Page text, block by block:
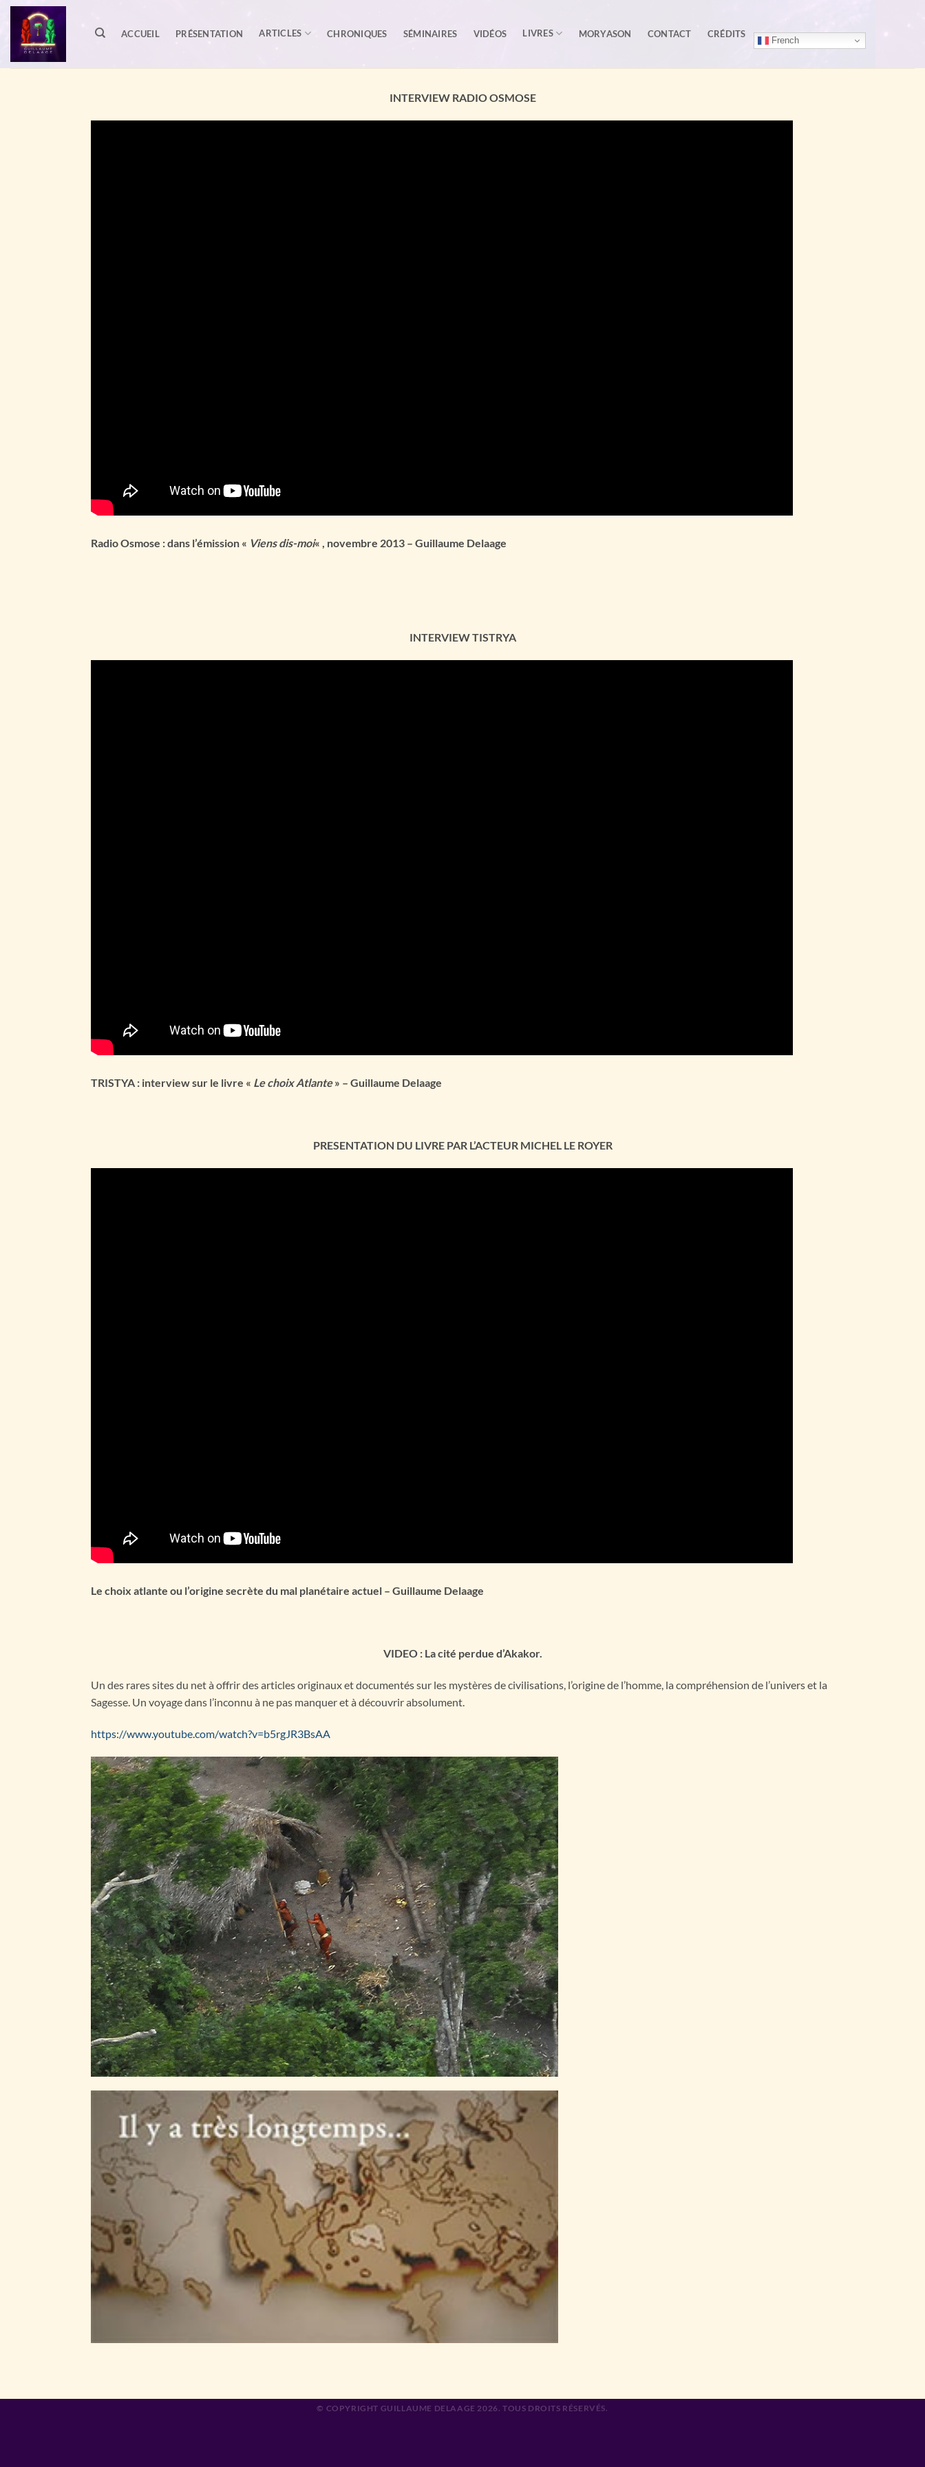
Passer
contenu
ACCUEIL PRÉSENTATION ARTICLES CHRONIQUES SÉMINAIRES VIDÉOS LIVRES MORYASON CONTACT CRÉDITS
French
INTERVIEW RADIO OSMOSE
Radio Osmose : dans l’émission « Viens dis-moi« , novembre 2013 – Guillaume Delaage
INTERVIEW TISTRYA
TRISTYA : interview sur le livre « Le choix Atlante» – Guillaume Delaage
PRESENTATION DU LIVRE PAR L’ACTEUR MICHEL LE ROYER
Le choix atlante ou l’origine secrète du mal planétaire actuel – Guillaume Delaage
VIDEO : La cité perdue d’Akakor.
Un des rares sites du net à offrir des articles originaux et documentés sur les mystères de civilisations, l’origine de l’homme, la compréhension de l’univers et la
Sagesse. Un voyage dans l’inconnu à ne pas manquer et à découvrir absolument.
https://www.youtube.com/watch?v=b5rgJR3BsAA
© COPYRIGHT GUILLAUME DELAAGE 2026. TOUS DROITS RÉSERVÉS.